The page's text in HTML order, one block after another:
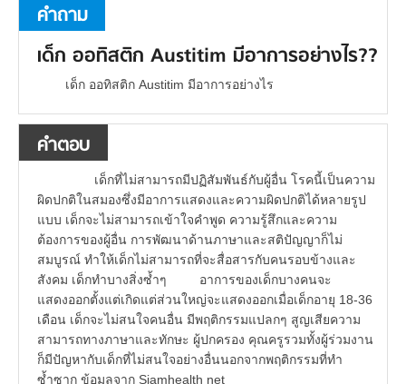
คำถาม
เด็ก ออทิสติก Austitim มีอาการอย่างไร??
เด็ก ออทิสติก Austitim มีอาการอย่างไร
คำตอบ
เด็กที่ไม่สามารถมีปฏิสัมพันธ์กับผู้อื่น โรคนี้เป็นความ
ผิดปกติในสมองซึ่งมีอาการแสดงและความผิดปกติได้หลายรูป
แบบ เด็กจะไม่สามารถเข้าใจคำพูด ความรู้สึกและความ
ต้องการของผู้อื่น การพัฒนาด้านภาษาและสติปัญญาก็ไม่
สมบูรณ์ ทำให้เด็กไม่สามารถที่จะสื่อสารกับคนรอบข้างและ
สังคม เด็กทำบางสิ่งซ้ำๆ อาการของเด็กบางคนจะ
แสดงออกตั้งแต่เกิดแต่ส่วนใหญ่จะแสดงออกเมื่อเด็กอายุ 18-36
เดือน เด็กจะไม่สนใจคนอื่น มีพฤติกรรมแปลกๆ สูญเสียความ
สามารถทางภาษาและทักษะ ผู้ปกครอง คุณครูรวมทั้งผู้ร่วมงาน
ก็มีปัญหากับเด็กที่ไม่สนใจอย่างอื่นนอกจากพฤติกรรมที่ทำ
ซ้ำซาก ข้อมูลจาก Siamhealth net